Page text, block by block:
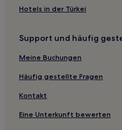
Hotels nahe
Hotels nahe Vasaparken
Hotels nahe Station
Stockholm-Zentrum: Hotels
Hotels nahe Zinkensdamms
Hotels nahe
Hotels in der Türkei
Support und häufig
Meine Buchungen
Häufig gestellte Fragen
Kontakt
Eine Unterkunft bewerten